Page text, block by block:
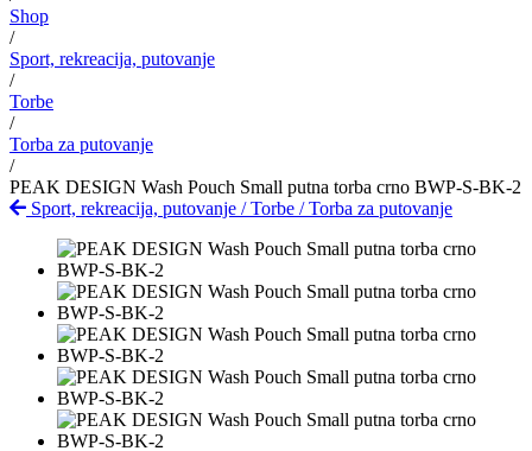
Shop
/
Sport, rekreacija, putovanje
/
Torbe
/
Torba za putovanje
/
PEAK DESIGN Wash Pouch Small putna torba crno BWP-S-BK-2
Sport, rekreacija, putovanje /Torbe /Torba za putovanje